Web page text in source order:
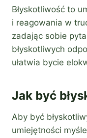
Błyskotliwość to
i reagowania w
zadając sobie
błyskotliwych
ułatwia bycie
Jak być
Aby być
umiejętności